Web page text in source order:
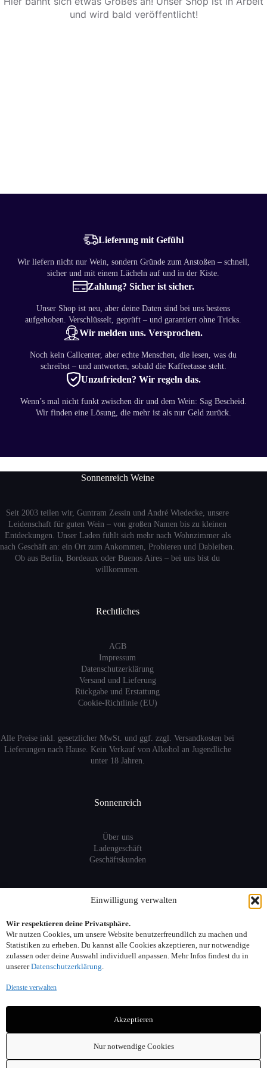
Einwilligung verwalten
Wir respektieren deine Privatsphäre.
Wir nutzen Cookies, um unsere Website benutzerfreundlich zu machen und
Statistiken zu erheben. Du kannst alle Cookies akzeptieren, nur notwendige
zulassen oder deine Auswahl individuell anpassen. Mehr Infos findest du in
unsererDatenschutzerklärung.
Dienste verwalten
Akzeptieren
Nur notwendige Cookies
und wird bald veröffentlicht!
Lieferung mit Gefühl
Wir liefern nicht nur Wein, sondern Gründe zum Anstoßen – schnell,
sicher und mit einem Lächeln auf und in der Kiste.
Zahlung? Sicher ist sicher.
Unser Shop ist neu, aber deine Daten sind bei uns bestens
aufgehoben. Verschlüsselt, geprüft – und garantiert ohne Tricks.
Wir melden uns. Versprochen.
Noch kein Callcenter, aber echte Menschen, die lesen, was du
schreibst – und antworten, sobald die Kaffeetasse steht.
Unzufrieden? Wir regeln das.
Wenn’s mal nicht funkt zwischen dir und dem Wein: Sag Bescheid.
Wir finden eine Lösung, die mehr ist als nur Geld zurück.
Sonnenreich Weine
Seit 2003 teilen wir, Guntram Zessin und André Wiedecke, unsere
Leidenschaft für guten Wein – von großen Namen bis zu kleinen
Entdeckungen. Unser Laden fühlt sich mehr nach Wohnzimmer als
nach Geschäft an: ein Ort zum Ankommen, Probieren und Dableiben.
Ob aus Berlin, Bordeaux oder Buenos Aires – bei uns bist du
willkommen.
Rechtliches
AGB
Impressum
Datenschutzerklärung
Versand und Lieferung
Rückgabe und Erstattung
Cookie-Richtlinie (EU)
Alle Preise inkl. gesetzlicher MwSt. und ggf. zzgl. Versandkosten bei
Lieferungen nach Hause. Kein Verkauf von Alkohol an Jugendliche
unter 18 Jahren.
Sonnenreich
Über uns
Ladengeschäft
Geschäftskunden
Information
Sitemap
FAQ
Adresse: Seelower Strasse 6, 10439 Berlin
Email: info(at)sonnenreich-weine.de